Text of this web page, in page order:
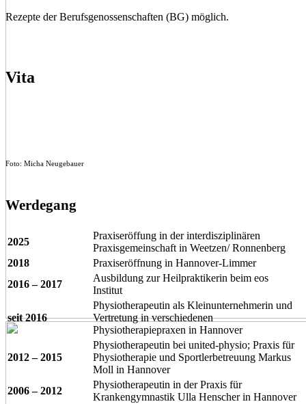
Rezepte der Berufsgenossenschaften (BG) möglich.
Vita
Foto: Micha Neugebauer
Werdegang
2025
Praxiseröffung in der interdisziplinären
Praxisgemeinschaft in Weetzen/ Ronnenberg
2018
Praxiseröffnung in Hannover-Limmer
2016 – 2017
Ausbildung zur Heilpraktikerin beim eos
Institut
seit 2016
Physiotherapeutin als Kleinunternehmerin und
Vertretung in verschiedenen
Physiotherapiepraxen in Hannover
2012 – 2015
Physiotherapeutin bei united-physio; Praxis für
Physiotherapie und Sportlerbetreuung Markus
Moll in Hannover
2006 – 2012
Physiotherapeutin in der Praxis für
Krankengymnastik Ulla Henscher in Hannover